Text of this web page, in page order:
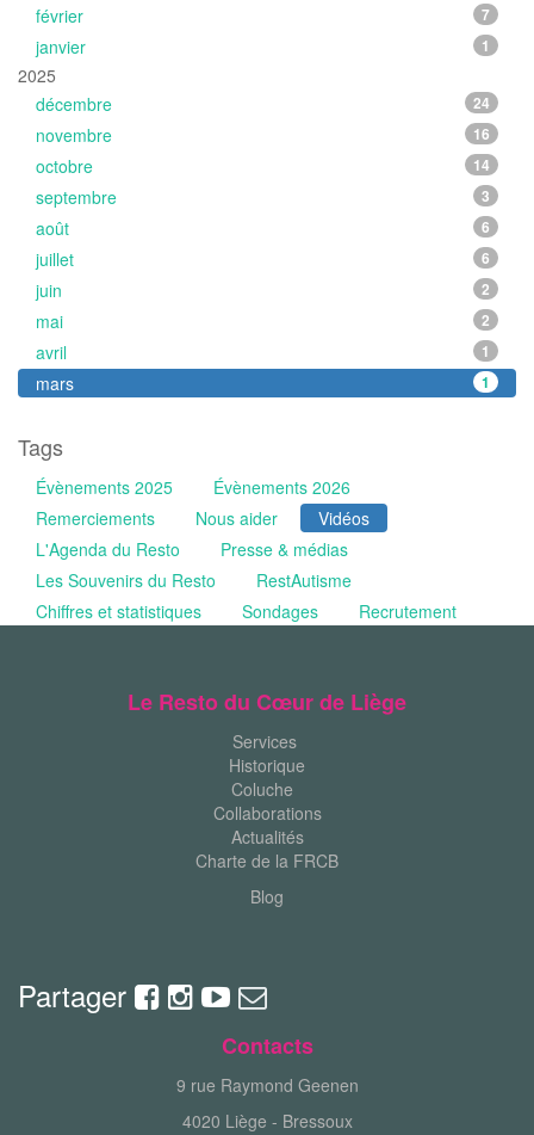
février 7
janvier 1
2025
décembre
24
novembre 16
octobre 14
septembre 3
août 6
juillet 6
juin 2
mai 2
avril 1
mars 1
Tags
Évènements 2025
Évènements 2026
Remerciements
Nous aider
Vidéos
L'Agenda du Resto
Presse & médias
Les Souvenirs du Resto
RestAutisme
Chiffres et statistiques
Sondages Recrutement
Le Resto du Cœur de Liège
Services
Historique
Coluche
Collaborations
Actualités
Charte de la FRCB
Blog
Partager
Contacts
9 rue Raymond Geenen
4020 Liège - Bressoux